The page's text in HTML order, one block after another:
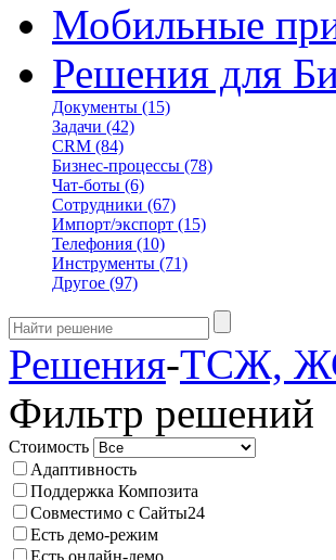
Мобильные
Решения для
Документы (15)
Задачи (42)
CRM (84)
Бизнес-процессы (78)
Чат-боты (6)
Сотрудники (67)
Импорт/экспорт (15)
Телефония (10)
Инструменты (71)
Другое (97)
Решения-ТСЖ,
Фильтр решений
Стоимость
Адаптивность
Поддержка Композита
Совместимо с Сайты24
Есть демо-режим
Есть онлайн-демо